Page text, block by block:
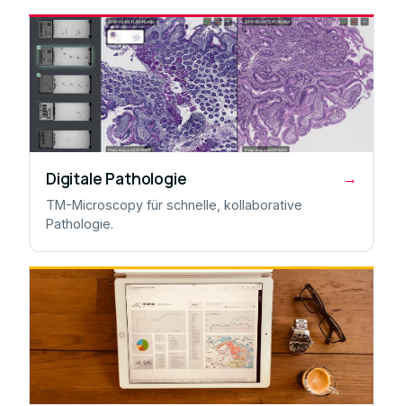
Digitale Pathologie →
TM-Microscopy für schnelle, kollaborative
Pathologie.